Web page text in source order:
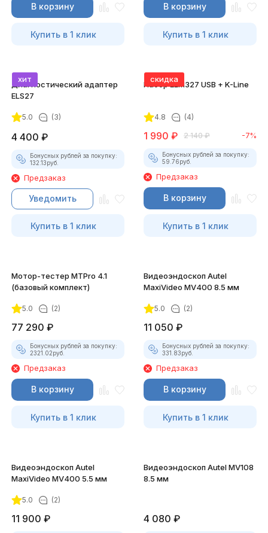
В корзину
Купить в 1 клик
В корзину
Купить в 1 клик
хит
Диагностический адаптер
ELS27
5.0 (3)
4 400 ₽
Бонусных рублей за покупку:
132.13руб.
Предзаказ
Уведомить
Купить в 1 клик
скидка
Набор ELM327 USB + K-Line
4.8 (4)
1 990 ₽ 2 140 ₽ -7%
Бонусных рублей за покупку:
59.76руб.
Предзаказ
В корзину
Купить в 1 клик
Мотор-тестер MTPro 4.1
(базовый комплект)
5.0 (2)
77 290 ₽
Бонусных рублей за покупку:
2321.02руб.
Предзаказ
В корзину
Купить в 1 клик
Видеоэндоскоп Autel
MaxiVideo MV400 8.5 мм
5.0 (2)
11 050 ₽
Бонусных рублей за покупку:
331.83руб.
Предзаказ
В корзину
Купить в 1 клик
Видеоэндоскоп Autel
MaxiVideo MV400 5.5 мм
5.0 (2)
11 900 ₽
Видеоэндоскоп Autel MV108
8.5 мм
4 080 ₽